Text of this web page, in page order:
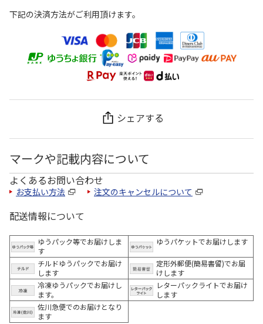
下記の決済方法がご利用頂けます。
シェアする
マークや記載内容について
よくあるお問い合わせ
お支払い方法 注文のキャンセルについて
配送情報について
ゆうパック等でお届けしま
す
ゆうパケットでお届けします
チルドゆうパックでお届け
します
定形外郵便(簡易書留)でお届
けします
冷凍ゆうパックでお届けし
ます。
レターパックライトでお届け
します
佐川急便でのお届けとなり
ます